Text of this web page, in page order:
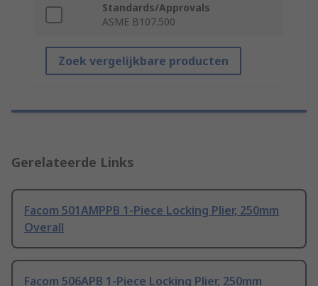
Standards/Approvals
ASME B107.500
Zoek vergelijkbare producten
Gerelateerde Links
Facom 501AMPPB 1-Piece Locking Plier, 250mm
Overall
Facom 506APB 1-Piece Locking Plier, 250mm